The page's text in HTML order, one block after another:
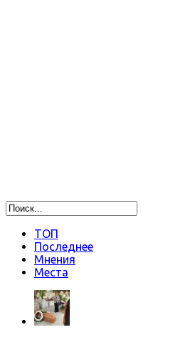
ТОП
Последнее
Мнения
Места